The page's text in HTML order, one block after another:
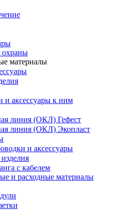
охраны
материалы
и аксессуары к ним
линия (ОКЛ) Гефест
линия (ОКЛ) Экопласт
и аксессуары
с кабелем
и расходные материалы